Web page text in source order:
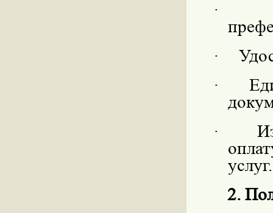
·
·
·
·
услуг.
2.